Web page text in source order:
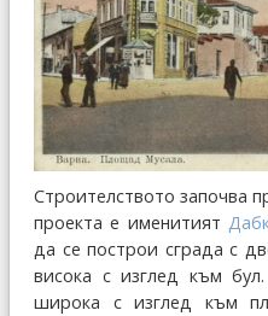
Строителството започва
проекта е именитият
да се построи сграда с
висока с изглед към
широка с изглед към